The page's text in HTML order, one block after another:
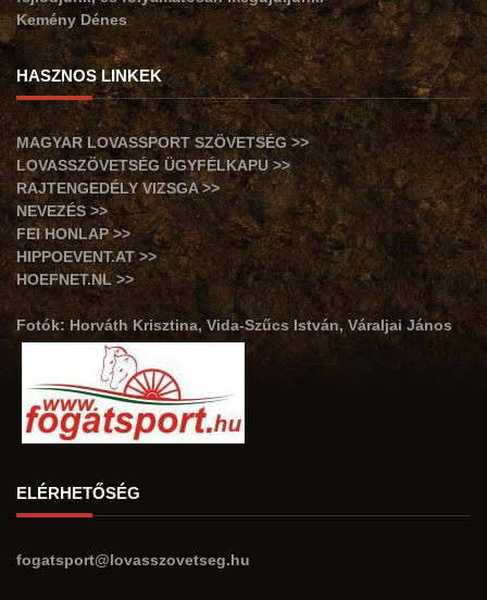
Kemény Dénes
HASZNOS LINKEK
MAGYAR LOVASSPORT SZÖVETSÉG >>
LOVASSZÖVETSÉG ÜGYFÉLKAPU >>
RAJTENGEDÉLY VIZSGA >>
NEVEZÉS >>
FEI HONLAP >>
HIPPOEVENT.AT >>
HOEFNET.NL >>
Fotók: Horváth Krisztina, Vida-Szűcs István, Váraljai János
ELÉRHETŐSÉG
fogatsport@lovasszovetseg.hu